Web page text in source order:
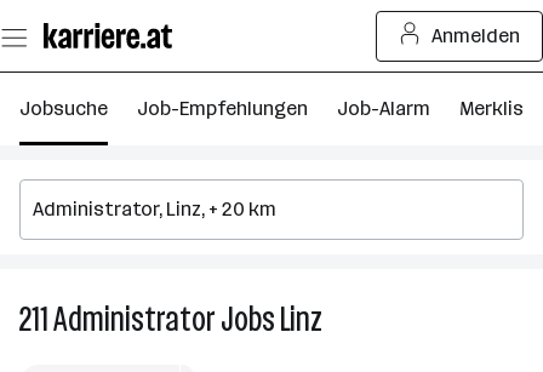
Seiteninhalt
springen
Anmelden
Jobsuche Job-Empfehlungen Job-Alarm Merkliste
211AdministratorJobsLinz